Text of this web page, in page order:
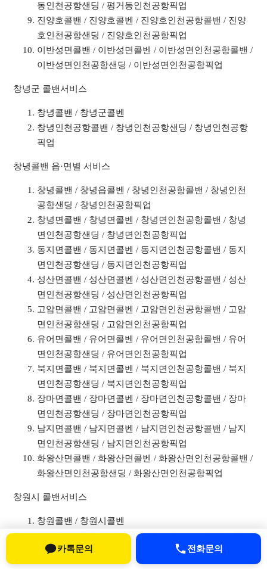
동인천공항샌딩 / 평거동인천공항픽업
진양호콜밴 / 진양호콜벤 / 진양호인천공항콜밴 / 진양
호인천공항샌딩 / 진양호인천공항픽업
이반성면콜밴 / 이반성면콜벤 / 이반성면인천공항콜밴 /
이반성면인천공항샌딩 / 이반성면인천공항픽업
창녕군 콜밴서비스
창녕콜밴 / 창녕군콜벤
창녕인천공항콜밴 / 창녕인천공항샌딩 / 창녕인천공항
픽업
창녕콜밴 읍·면별 서비스
창녕콜밴 / 창녕읍콜벤 / 창녕인천공항콜밴 / 창녕인천
공항샌딩 / 창녕인천공항픽업
창녕면콜밴 / 창녕면콜벤 / 창녕면인천공항콜밴 / 창녕
면인천공항샌딩 / 창녕면인천공항픽업
동지면콜밴 / 동지면콜벤 / 동지면인천공항콜밴 / 동지
면인천공항샌딩 / 동지면인천공항픽업
성산면콜밴 / 성산면콜벤 / 성산면인천공항콜밴 / 성산
면인천공항샌딩 / 성산면인천공항픽업
고암면콜밴 / 고암면콜벤 / 고암면인천공항콜밴 / 고암
면인천공항샌딩 / 고암면인천공항픽업
유어면콜밴 / 유어면콜벤 / 유어면인천공항콜밴 / 유어
면인천공항샌딩 / 유어면인천공항픽업
북지면콜밴 / 북지면콜벤 / 북지면인천공항콜밴 / 북지
면인천공항샌딩 / 북지면인천공항픽업
장마면콜밴 / 장마면콜벤 / 장마면인천공항콜밴 / 장마
면인천공항샌딩 / 장마면인천공항픽업
남지면콜밴 / 남지면콜벤 / 남지면인천공항콜밴 / 남지
면인천공항샌딩 / 남지면인천공항픽업
화왕산면콜밴 / 화왕산면콜벤 / 화왕산면인천공항콜밴 /
화왕산면인천공항샌딩 / 화왕산면인천공항픽업
창원시 콜밴서비스
창원콜밴 / 창원시콜벤
창원인천공항콜밴 / 창원인천공항샌딩 / 창원인천공항
픽업 카톡문의 전화문의